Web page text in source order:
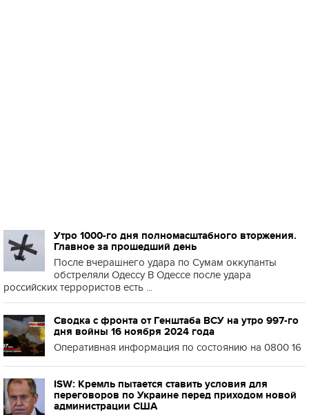
Утро 1000-го дня полномасштабного вторжения.
Главное за прошедший день
После вчерашнего удара по Сумам оккупанты
обстреляли Одессу В Одессе после удара
российских террористов есть ...
Сводка с фронта от Генштаба ВСУ на утро 997-го
дня войны 16 ноября 2024 года
Оперативная информация по состоянию на 0800 16
ISW: Кремль пытается ставить условия для
переговоров по Украине перед приходом новой
администрации США